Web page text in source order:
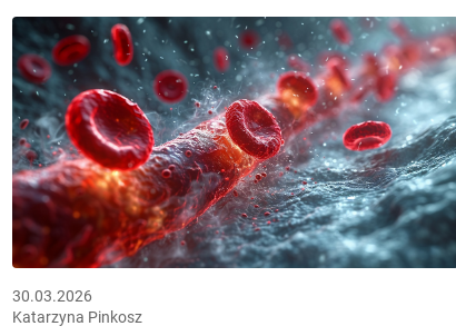
30.03.2026
Katarzyna Pinkosz